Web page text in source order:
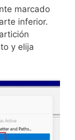
marcado
inferior.
y elija